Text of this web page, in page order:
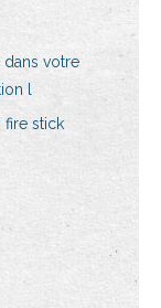
dans votre
l
fire stick